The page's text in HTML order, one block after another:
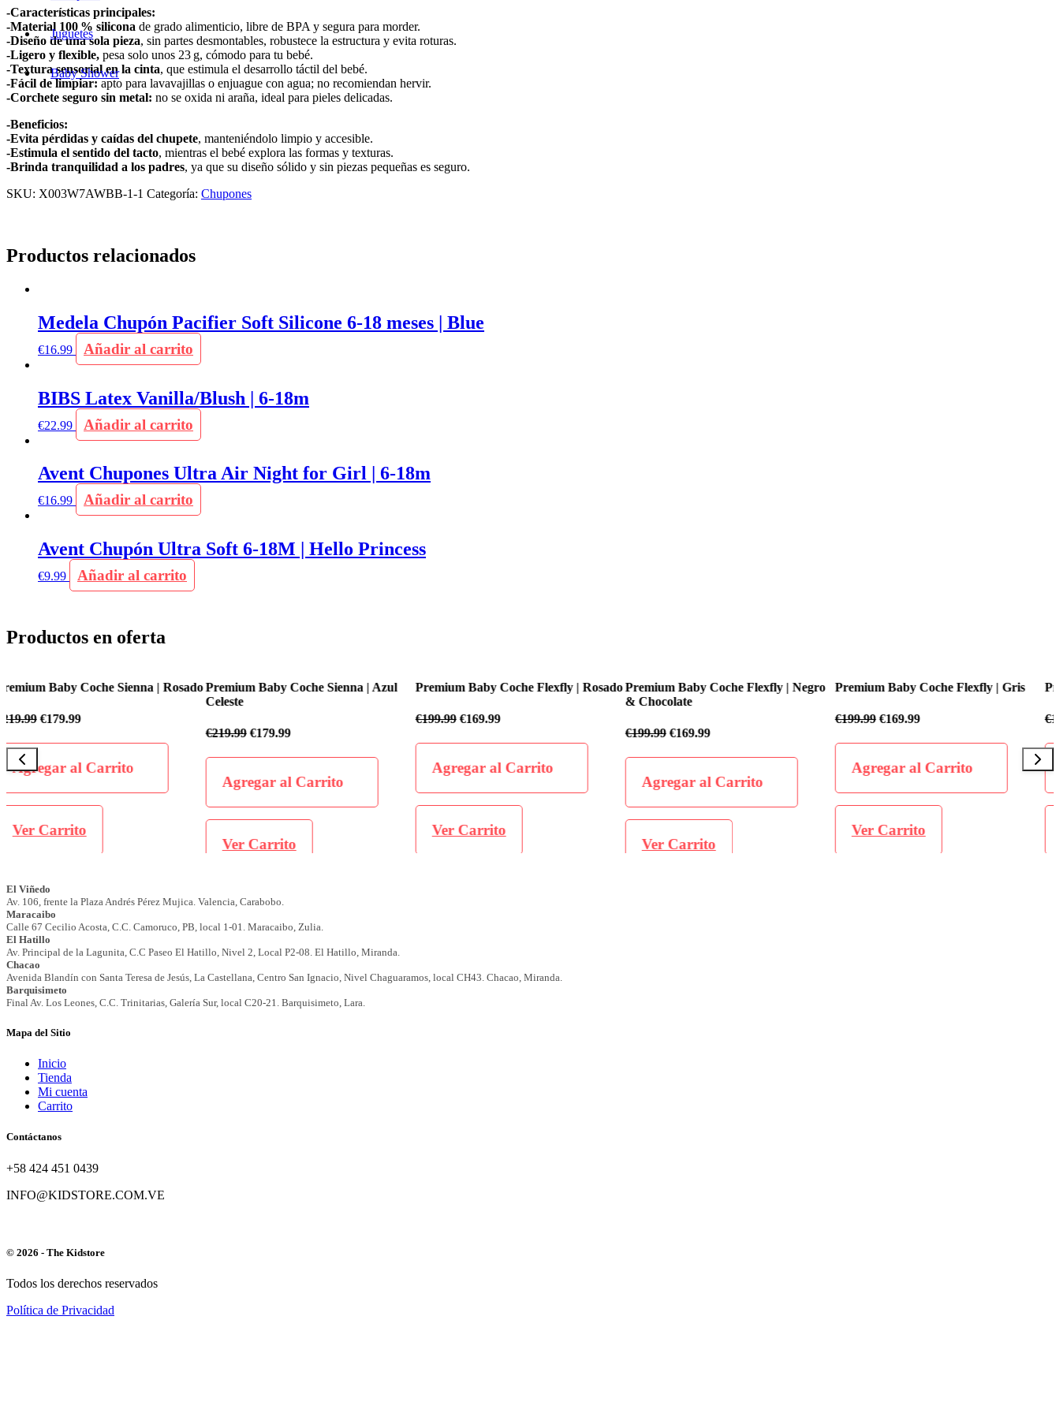
Juguetes
Baby Shower
-Características principales:
-Material 100 % silicona de grado alimenticio, libre de BPA y segura para morder.
-Diseño de una sola pieza, sin partes desmontables, robustece la estructura y evita roturas.
-Ligero y flexible, pesa solo unos 23 g, cómodo para tu bebé.
-Textura sensorial en la cinta, que estimula el desarrollo táctil del bebé.
-Fácil de limpiar:apto para lavavajillas o enjuague con agua; no recomiendan hervir.
-Corchete seguro sin metal: no se oxida ni araña, ideal para pieles delicadas.
-Beneficios:
-Evita pérdidas y caídas del chupete, manteniéndolo limpio y accesible.
-Estimula el sentido del tacto, mientras el bebé explora las formas y texturas.
-Brinda tranquilidad a los padres, ya que su diseño sólido y sin piezas pequeñas es seguro.
SKU: X003W7AWBB-1-1 Categoría: Chupones
Productos relacionados
Medela Chupón Pacifier Soft Silicone 6-18 meses | Blue
€16.99 Añadir al carrito
BIBS Latex Vanilla/Blush | 6-18m
€22.99 Añadir al carrito
Avent Chupones Ultra Air Night for Girl | 6-18m
€16.99 Añadir al carrito
Avent Chupón Ultra Soft 6-18M | Hello Princess
€9.99 Añadir al carrito
Productos en oferta
Premium Baby Coche Sienna | Azul
Premium Baby Coche Flexfly | RosadoPremium Baby Coche Flexfly | Negro
Premium Baby Coche Flexfly | Gris Premium Baby Coche Flexfly | Negro
€199.99 €169.99
Agregar al Carrito
Ver Carrito
Mapa del Sitio
Inicio
Tienda
Mi cuenta
Carrito
Contáctanos
+58 424 451 0439
INFO@KIDSTORE.COM.VE
© 2026 - The Kidstore
Todos los derechos reservados
Política de Privacidad